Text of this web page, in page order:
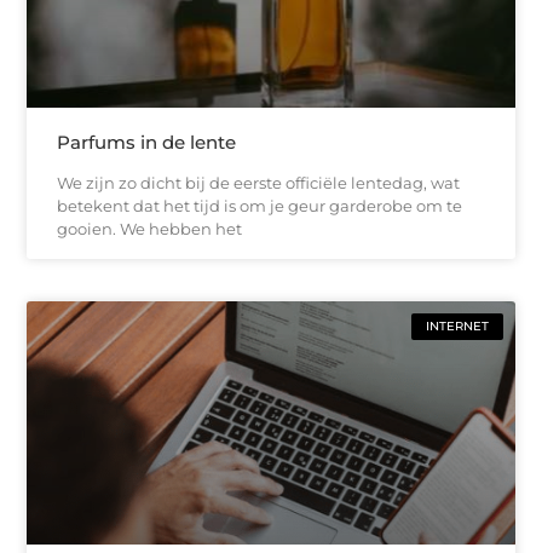
Parfums in de lente
We zijn zo dicht bij de eerste officiële lentedag, wat
betekent dat het tijd is om je geur garderobe om te
gooien. We hebben het
INTERNET